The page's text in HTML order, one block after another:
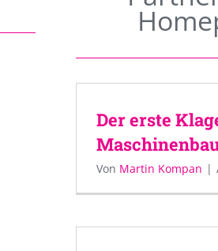
Der erste
Von Martin Kompan |